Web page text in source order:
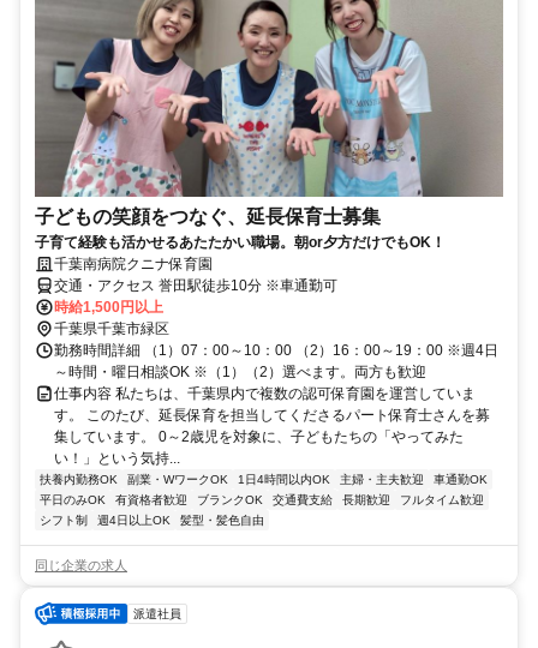
子どもの笑顔をつなぐ、延長保育士募集
子育て経験も活かせるあたたかい職場。朝or夕方だけでもOK！
千葉南病院クニナ保育園
交通・アクセス 誉田駅徒歩10分 ※車通勤可
時給1,500円以上
千葉県千葉市緑区
勤務時間詳細 （1）07：00～10：00 （2）16：00～19：00 ※週4日
～時間・曜日相談OK ※（1）（2）選べます。両方も歓迎
仕事内容 私たちは、千葉県内で複数の認可保育園を運営していま
す。 このたび、延長保育を担当してくださるパート保育士さんを募
集しています。 0～2歳児を対象に、子どもたちの「やってみた
い！」という気持...
扶養内勤務OK 副業・WワークOK 1日4時間以内OK 主婦・主夫歓迎
車通勤OK
平日のみOK
有資格者歓迎 ブランクOK 交通費支給 長期歓迎
フルタイム歓迎
シフト制
週4日以上OK 髪型・髪色自由
同じ企業の求人
派遣社員